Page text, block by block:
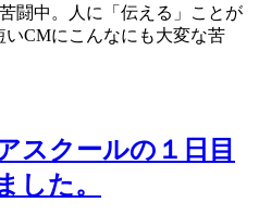
闘中。人に「伝える」ことが
CMにこんなにも大変な苦
スクールの１日目
した。